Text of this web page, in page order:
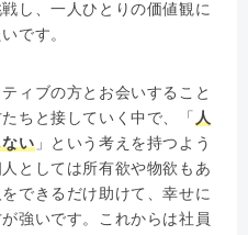
し、一人ひとりの価値観に
です。
ィブの方とお会いすること
ちと接していく中で、「 人
い」という考えを持つよう
としては所有欲や物欲もあ
できるだけ助けて、幸せに
強いです。これからは社員